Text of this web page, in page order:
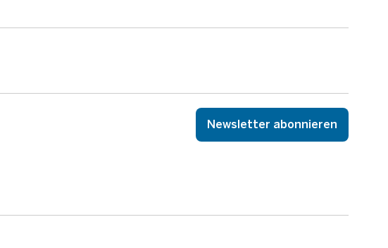
Newsletter abonnieren